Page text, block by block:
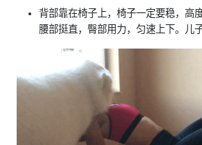
背部靠在椅子上，椅子一定要稳，高
腰部挺直，臀部用力，匀速上下。儿